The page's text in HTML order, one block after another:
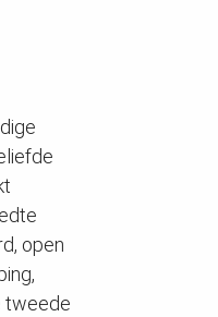
open
tweede